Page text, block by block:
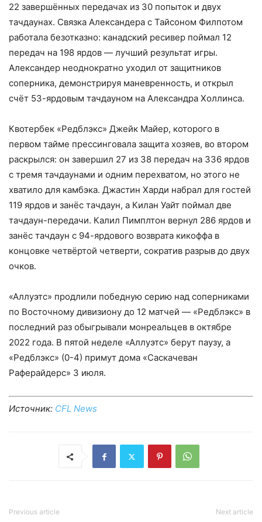
22 завершённых передачах из 30 попыток и двух
тачдаунах. Связка Александера с Тайсоном Филпотом
работала безотказно: канадский ресивер поймал 12
передач на 198 ярдов — лучший результат игры.
Александер неоднократно уходил от защитников
соперника, демонстрируя маневренность, и открыл
счёт 53-ярдовым тачдауном на Александра Холлинса.
Квотербек «Редблэкс» Джейк Майер, которого в
первом тайме прессинговала защита хозяев, во втором
раскрылся: он завершил 27 из 38 передач на 336 ярдов
с тремя тачдаунами и одним перехватом, но этого не
хватило для камбэка. Джастин Харди набрал для гостей
119 ярдов и занёс тачдаун, а Килан Уайт поймал две
тачдаун-передачи. Калил Пимплтон вернул 286 ярдов и
занёс тачдаун с 94-ярдового возврата кикоффа в
концовке четвёртой четверти, сократив разрыв до двух
очков.
«Аллуэтс» продлили победную серию над соперниками
по Восточному дивизиону до 12 матчей — «Редблэкс» в
последний раз обыгрывали монреальцев в октябре
2022 года. В пятой неделе «Аллуэтс» берут паузу, а
«Редблэкс» (0-4) примут дома «Саскачеван
Раферайдерс» 3 июля.
Источник: CFL News
Previous article Next article